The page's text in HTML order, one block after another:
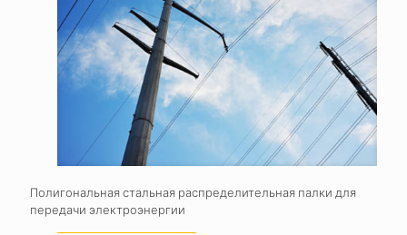
Полигональная стальная распределительная палки для
передачи электроэнергии